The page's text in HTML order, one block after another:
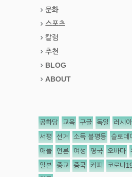
문화
스포츠
칼럼
추천
BLOG
ABOUT
공화당 교육 구글 독일 러시아
서평 선거 소득 불평등 슬로데
애플 언론 여성 영국 오바마
일본 종교 중국 커피 코로나